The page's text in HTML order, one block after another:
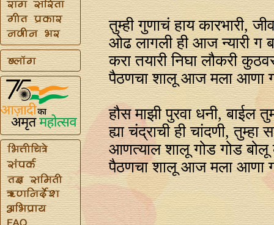
तुम्ही गुणाचं हाय कारभारी,
ओढ लागली ही आज न्यारी ग
करा तयारी निघा लौकरी
पैठणचा शालू आज मला आणा
हौस माझी पुरवा धनी, बाईल
ह्या चंद्राची ही चांदणी, तुम्हा
आणत्याल शालू गोड गोड
पैठणचा शालू आज मला आणा